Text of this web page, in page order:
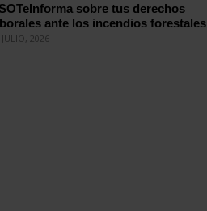
sobre tus derechos
ante los incendios forestales
JULIO, 2026